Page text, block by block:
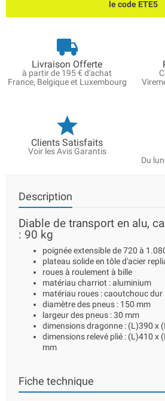
le code ETE5
Livraison Offerte
à partir de 195 € d'achat
France, Belgique et Luxembourg
Clients Satisfaits
Voir les Avis Garantis
Du
Description
Diable de transport en alu,
: 90 kg
poignée extensible de 720 à
plateau solide en tôle d'acier
roues à roulement à bille
matériau charriot : aluminium
matériau roues : caoutchouc dur
diamètre des pneus : 150 mm
largeur des pneus : 30 mm
dimensions dragonne : (L)390 x
dimensions relevé plié : (L)410 x
mm
Fiche technique